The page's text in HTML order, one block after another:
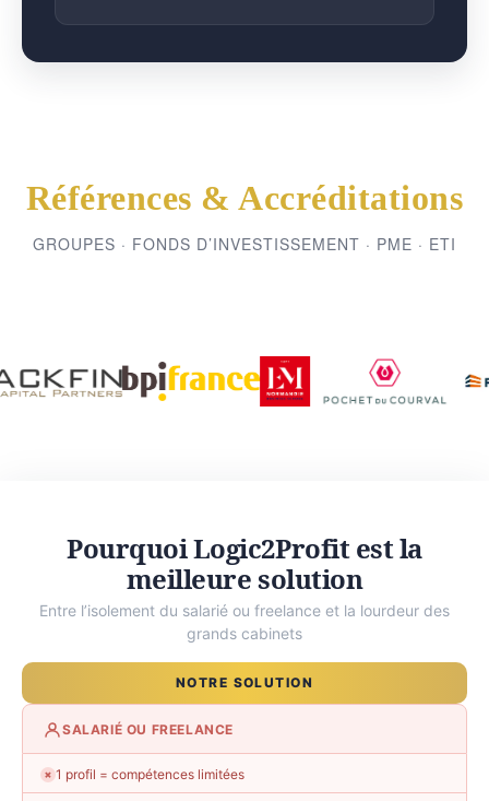
Références & Accréditations
GROUPES · FONDS D’INVESTISSEMENT · PME · ETI
Pourquoi Logic2Profit est la
meilleure solution
Entre l’isolement du salarié ou freelance et la lourdeur des
grands cabinets
NOTRE SOLUTION
SALARIÉ OU FREELANCE
✗ 1 profil = compétences limitées